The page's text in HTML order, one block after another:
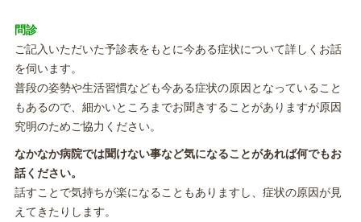
問診
ご記入いただいた予診表をもとに今ある症状について詳しくお話
を伺います。
普段の姿勢や生活習慣なども今ある症状の原因となっていること
もあるので、細かいところまでお聞きすることがありますが原因
究明のためご協力ください。
なかなか病院では聞けない事など気になることがあれば何でもお
話ください。
話すことで気持ちが楽になることもありますし、症状の原因が見
えてきたりします。